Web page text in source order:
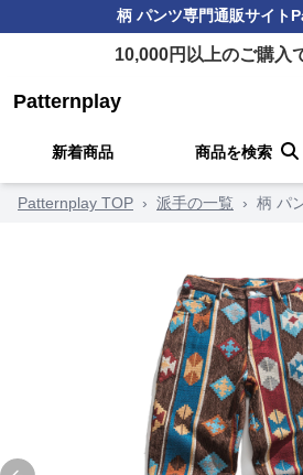
柄 パンツ専門通販サイト
10,000円以上のご購入
Patternplay
新着商品 商品を検索
Patternplay TOP › 派手の一覧 › 柄 パ